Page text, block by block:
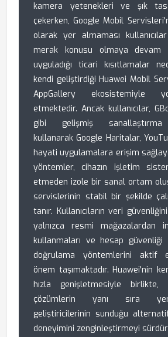
kamera yetenekleri ve şık
çekerken, Google Mobil
olarak yer almaması
merak konusu olmaya devam
uyguladığı ticari kısıtlamalar
kendi geliştirdiği Huawei Mobil
AppGallery ekosistemiyle
etmektedir. Ancak kullanıcılar,
gibi gelişmiş sanallaştırma
kullanarak Google Haritalar,
hayati uygulamalara erişim
yöntemler, cihazın işletim
etmeden izole bir sanal ortam
servislerinin stabil bir şekilde
tanır. Kullanıcıların veri
yalnızca resmi mağazalardan
kullanmaları ve hesap
doğrulama yöntemlerini aktif
önem taşımaktadır. Huawei'nin
hızla genişletmesiyle
çözümlerin yanı sıra
geliştiricilerinin sunduğu
deneyimini zenginleştirmeyi